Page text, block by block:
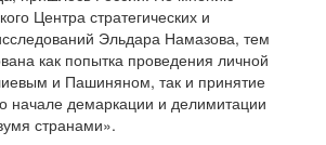
Центра стратегических и
Эльдара Намазова, тем
как попытка проведения личной
и Пашиняном, так и принятие
начале демаркации и делимитации
странами».